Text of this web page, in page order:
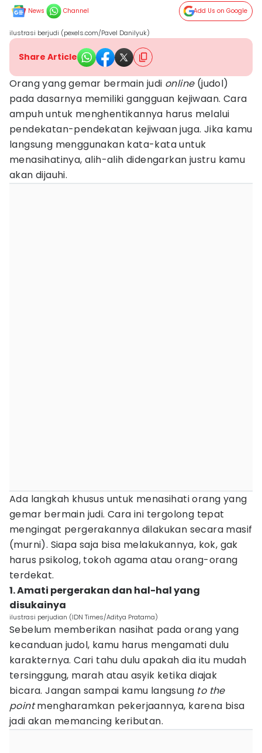
News Channel Add Us on Google
ilustrasi berjudi (pexels.com/Pavel Danilyuk)
Share Article
Orang yang gemar bermain judi online(judol)
pada dasarnya memiliki gangguan kejiwaan. Cara
ampuh untuk menghentikannya harus melalui
pendekatan-pendekatan kejiwaan juga. Jika kamu
langsung menggunakan kata-kata untuk
menasihatinya, alih-alih didengarkan justru kamu
akan dijauhi.
Ada langkah khusus untuk menasihati orang yang
gemar bermain judi. Cara ini tergolong tepat
mengingat pergerakannya dilakukan secara masif
(murni). Siapa saja bisa melakukannya, kok, gak
harus psikolog, tokoh agama atau orang-orang
terdekat.
1. Amati pergerakan dan hal-hal yang
disukainya
ilustrasi perjudian (IDN Times/Aditya Pratama)
Sebelum memberikan nasihat pada orang yang
kecanduan judol, kamu harus mengamati dulu
karakternya. Cari tahu dulu apakah dia itu mudah
tersinggung, marah atau asyik ketika diajak
bicara. Jangan sampai kamu langsung to the
pointmengharamkan pekerjaannya, karena bisa
jadi akan memancing keributan.